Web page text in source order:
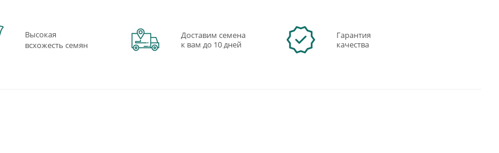
Высокая
всхожесть семян
Доставим семена
к вам до 10 дней
Гарантия
качества